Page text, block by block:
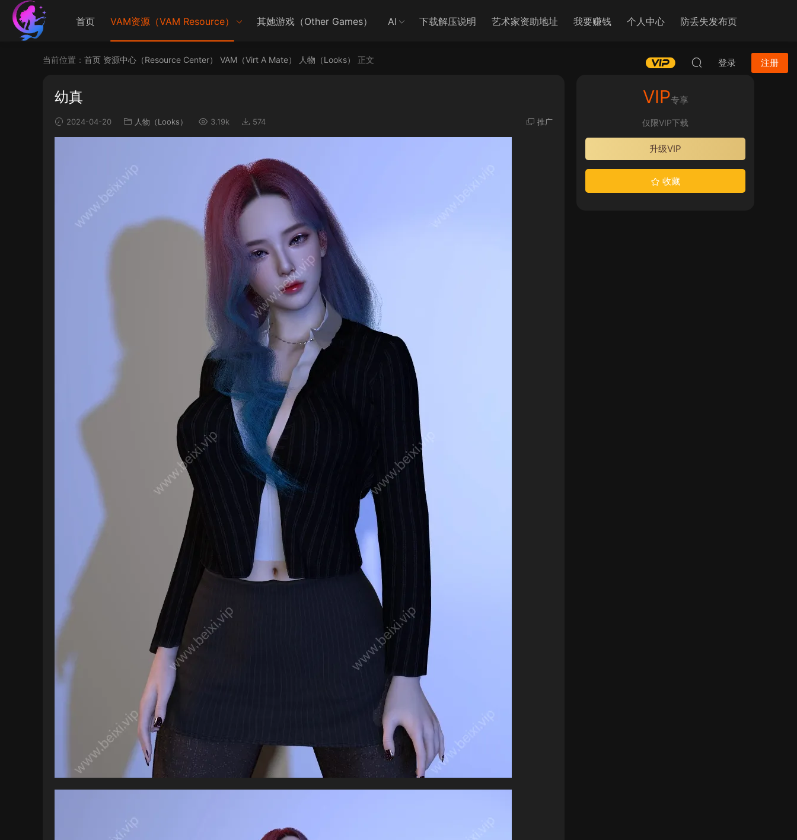
首页 VAM资源（VAM Resource） 其她游戏（Other Games） AI 下载解压说明 艺术家资助地址 我要赚钱 个人中心 防丢失发布页
登录 注册
当前位置： 首页 资源中心（Resource Center） VAM（Virt A Mate） 人物（Looks） 正文
幼真
2024-04-20 人物（Looks） 3.19k 574 推广
VIP专享
仅限VIP下载
升级VIP
收藏